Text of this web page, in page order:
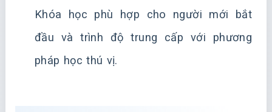
Khóa học phù hợp cho người mới bắt
đầu và trình độ trung cấp với phương
pháp học thú vị.